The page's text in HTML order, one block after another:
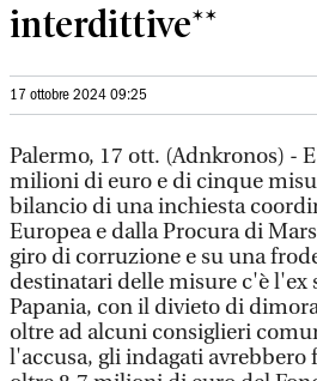
interdittive**
17 ottobre 2024 09:25
Palermo, 17 ott. (Adnkronos) -
milioni di euro e di cinque
bilancio di una inchiesta
Europea e dalla Procura di
giro di corruzione e su una
destinatari delle misure c'è l'ex
Papania, con il divieto di
oltre ad alcuni consiglieri
l'accusa, gli indagati